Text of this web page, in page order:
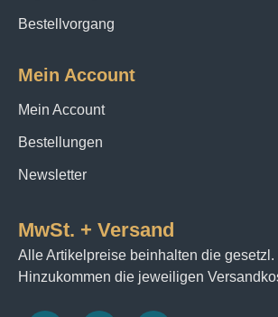
Bestellvorgang
Mein Account
Mein Account
Bestellungen
Newsletter
MwSt. + Versand
Alle Artikelpreise beinhalten die gesetzl.
Hinzukommen die jeweiligen